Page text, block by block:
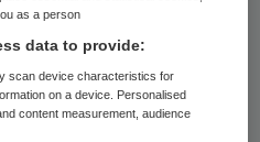
RiaggZuid. “Onze
aan te
as a person
data to provide:
scan device characteristics for
on a device. Personalised
content measurement, audience